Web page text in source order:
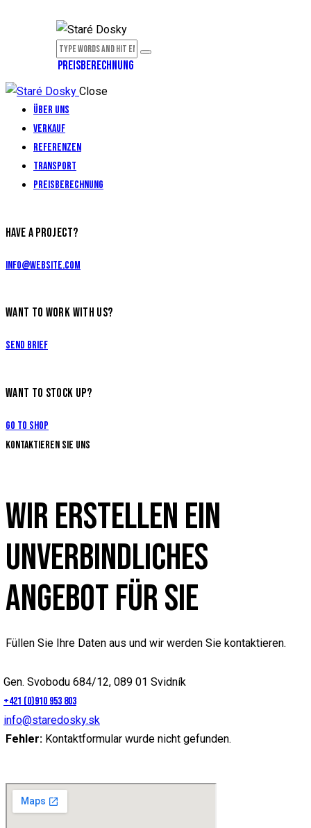
PREISBERECHNUNG
Close
Über uns
Verkauf
Referenzen
Transport
Preisberechnung
HAVE A PROJECT?
info@website.com
WANT TO WORK WITH US?
Send Brief
WANT TO STOCK UP?
Go to Shop
Kontaktieren Sie uns
WIR ERSTELLEN EIN
UNVERBINDLICHES
ANGEBOT FÜR SIE
Füllen Sie Ihre Daten aus und wir werden Sie kontaktieren.
Gen. Svobodu 684/12, 089 01 Svidník
+421 (0)910 953 803
info@staredosky.sk
Fehler: Kontaktformular wurde nicht gefunden.